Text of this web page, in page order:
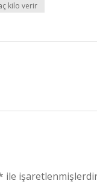
kilo verir
ile